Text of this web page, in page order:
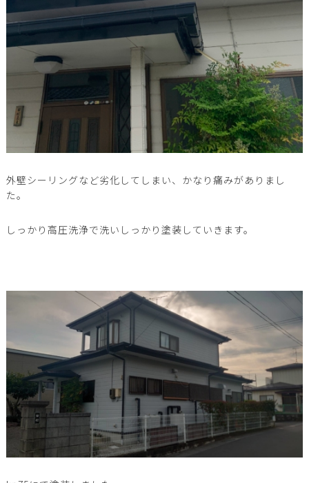
外壁シーリングなど劣化してしまい、かなり痛みがありまし
た。
しっかり高圧洗浄で洗いしっかり塗装していきます。